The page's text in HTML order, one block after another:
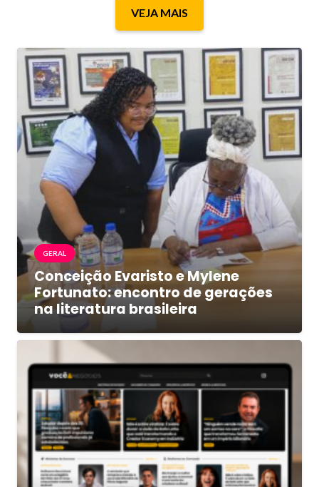
VEJA MAIS
GERAL
Conceição Evaristo e Mylene
Fortunato: encontro de gerações
na literatura brasileira